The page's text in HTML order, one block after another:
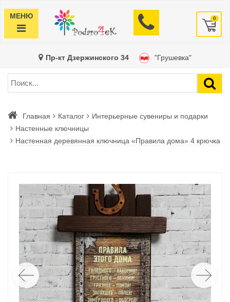
МЕНЮ 0
Пр-кт Дзержинского 34 "Грушевка"
Главная Каталог
Интерьерные сувениры и подарки
Настенные ключницы
Настенная деревянная ключница «Правила дома» 4 крючка